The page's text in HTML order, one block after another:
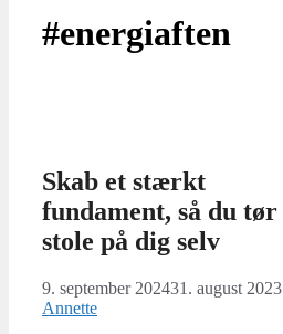
#energiaften
Skab et stærkt
fundament, så du tør
stole på dig selv
9. september 202431. august 2023
Annette